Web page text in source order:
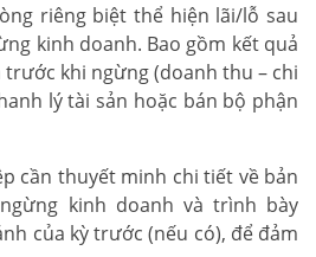
riêng biệt thể hiện lãi/lỗ sau
kinh doanh. Bao gồm kết quả
khi ngừng (doanh thu – chi
lý tài sản hoặc bán bộ phận
cần thuyết minh chi tiết về bản
kinh doanh và trình bày
của kỳ trước (nếu có), để đảm